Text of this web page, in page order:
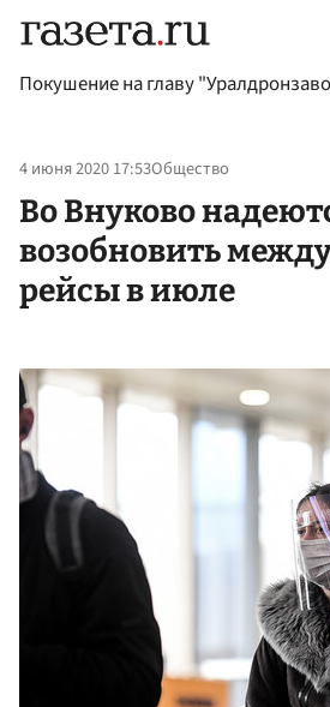
Покушение на главу
4 июня 2020 17:53Общество
Во Внуково
возобновить
рейсы в июле